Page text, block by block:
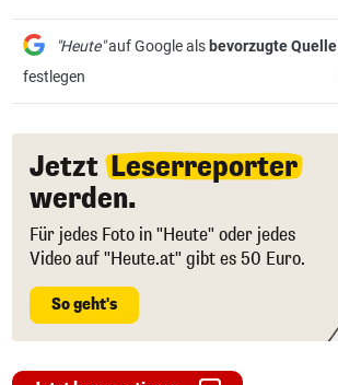
"Heute"auf Google als bevorzugte Quelle
festlegen
Jetzt Leserreporter
werden.
Für jedes Foto in "Heute" oder jedes
Video auf "Heute.at" gibt es 50 Euro.
So geht's